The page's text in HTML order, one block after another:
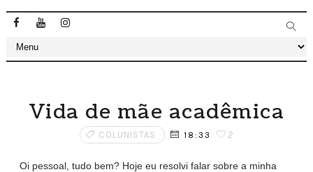
Vida de mãe acadêmica
COLUNISTAS 18:33 2
Oi pessoal, tudo bem? Hoje eu resolvi falar sobre a minha